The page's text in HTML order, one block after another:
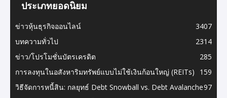
ประเภทยอดนิยม
ข่าวหุ้นธุรกิจออนไลน์
3407
บทความทั่วไป
2314
ข่าว/โปรโมชั่นบัตรเครดิต
285
การลงทุนในอสังหาริมทรัพย์แบบไม่ใช้เงินก้อนใหญ่ (REITs)
159
วิธีจัดการหนี้สิน: กลยุทธ์ Debt Snowball vs. Debt Avalanche97